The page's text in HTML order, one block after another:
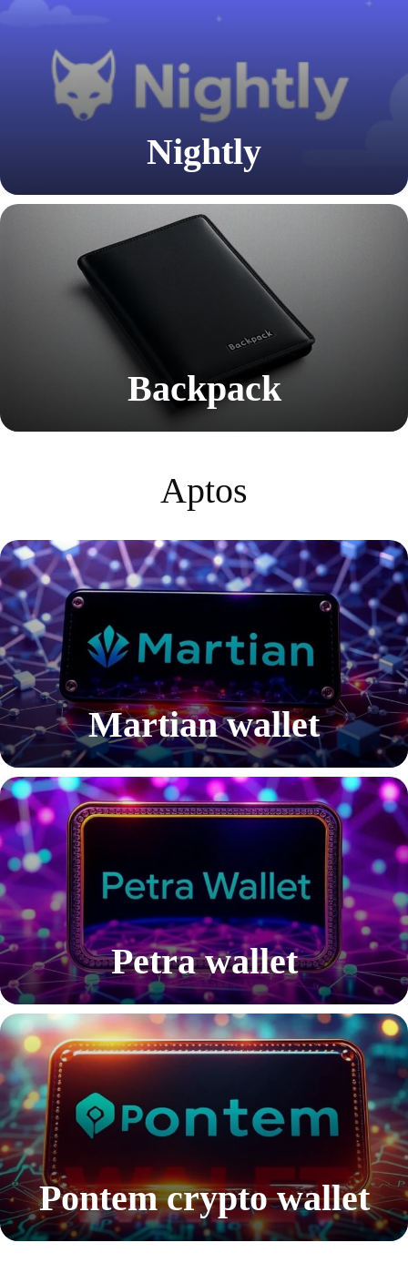
Nightly
Backpack
Aptos
Martian wallet
Petra wallet
Pontem crypto wallet